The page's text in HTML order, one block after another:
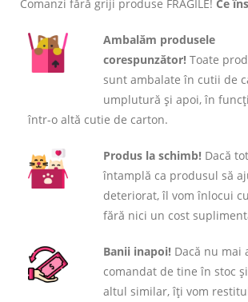
Comanzi fără griji produse FRAGILE! Ce
Ambalăm produsele
corespunzător! Toate
sunt ambalate în cutii de
umplutură și apoi, în
într-o altă cutie de carton.
Produs la schimb! Dacă
întamplă ca produsul să
deteriorat, îl vom înlocui
fără nici un cost
Banii inapoi! Dacă nu mai
comandat de tine în stoc
altul similar, îți vom